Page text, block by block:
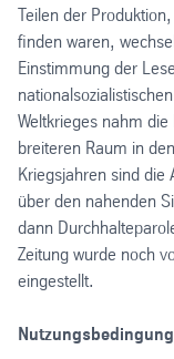
Teilen der
finden waren,
Einstimmung der
Weltkrieges nahm
breiteren Raum in
Kriegsjahren sind die
über den nahenden
dann
Zeitung wurde noch
eingestellt.